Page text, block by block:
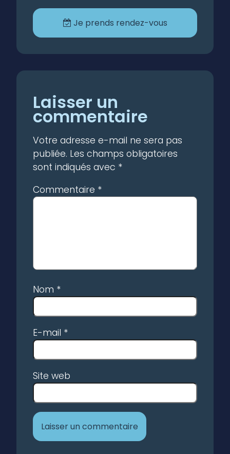
Je prends rendez-vous
Laisser un
commentaire
Votre adresse e-mail ne sera pas
publiée. Les champs obligatoires
sont indiqués avec *
Commentaire *
Nom *
E-mail *
Site web